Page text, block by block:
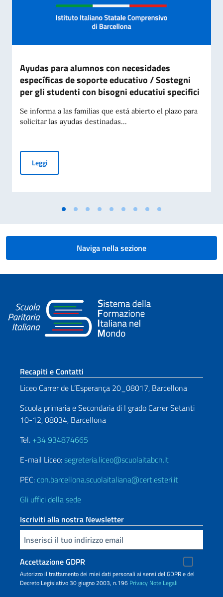
Ayudas para alumnos con necesidades
específicas de soporte educativo / Sostegni
per gli studenti con bisogni educativi specifici
Se informa a las familias que está abierto el plazo para
solicitar las ayudas destinadas...
LeggiAyudas para alumnos con necesidades específicas de
Naviga nella sezione
Sezione footer
Recapiti e Contatti
Liceo Carrer de L’Esperança 20_08017, Barcellona
Scuola primaria e Secondaria di I grado Carrer Setanti
10-12, 08034, Barcellona
Tel. +34 934874665
E-mail Liceo:segreteria.liceo@scuolaitabcn.it
PEC: con.barcellona.scuolaitaliana@cert.esteri.it
Gli uffici della sede
Iscriviti alla nostra Newsletter
Inserisci la tua email
Accettazione GDPR
Autorizzo il trattamento dei miei dati personali ai sensi del GDPR e del
Decreto Legislativo 30 giugno 2003, n.196 Privacy Note Legali